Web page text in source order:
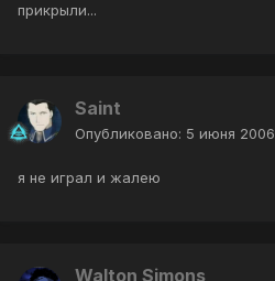
прикрыли...
Saint
Опубликовано: 5 июня 2006
я не играл и жалею
Walton Simons